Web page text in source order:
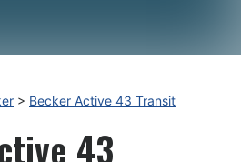
> Becker Active 43 Transit
43